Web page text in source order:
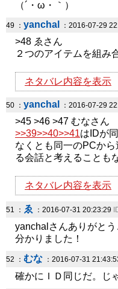
（´・ω・｀）
49 ： yanchal ：2016-07-29
>48 ゑさん
２つのアイテムを組み
ネタバレ内容を表示
50 ： yanchal ：2016-07-29
>45 >46 >47 むなさん
>>39>>40>>41はIDが
なくとも同一のPCか
る会話と考えることも
ネタバレ内容を表示
51 ： ゑ ：2016-07-31 20:23:29
yanchalさんありがとう
分かりました！
52 ： むな ：2016-07-31
確かにＩＤ同じだ。じ